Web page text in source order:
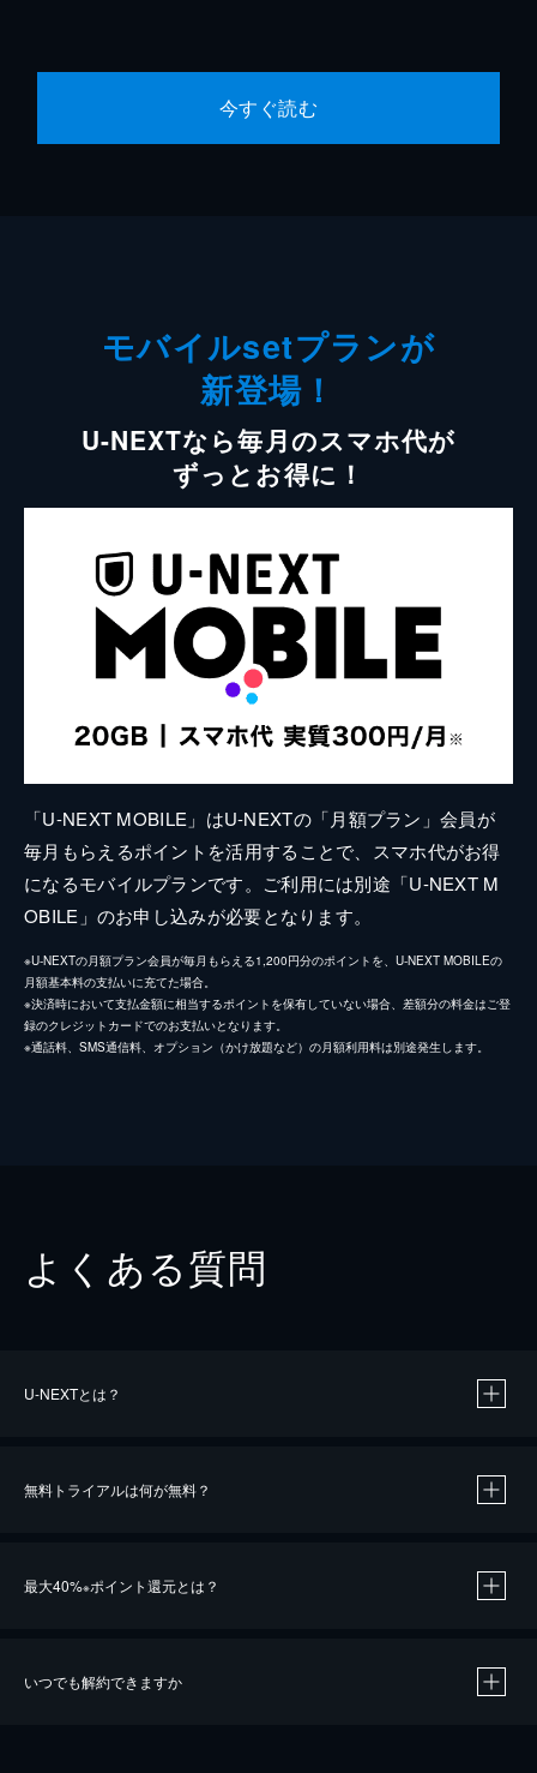
今すぐ読む
モバイルsetプランが
新登場！
U-NEXTなら毎月のスマホ代が
ずっとお得に！
「U-NEXT MOBILE」はU-NEXTの「月額プラン」会員が
毎月もらえるポイントを活用することで、スマホ代がお得
になるモバイルプランです。ご利用には別途「U-NEXT M
OBILE」のお申し込みが必要となります。
※U-NEXTの月額プラン会員が毎月もらえる1,200円分のポイントを、U-NEXT MOBILEの
月額基本料の支払いに充てた場合。
※決済時において支払金額に相当するポイントを保有していない場合、差額分の料金はご登
録のクレジットカードでのお支払いとなります。
※通話料、SMS通信料、オプション（かけ放題など）の月額利用料は別途発生します。
よくある質問
U-NEXTとは？
無料トライアルは何が無料？
最大40%※ポイント還元とは？
いつでも解約できますか